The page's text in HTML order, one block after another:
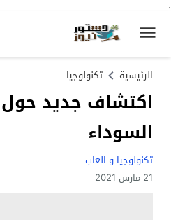
.
الرئيسية تكنولوجيا
اكتشاف جديد
السوداء
تكنولوجيا و العاب
21 مارس 2021